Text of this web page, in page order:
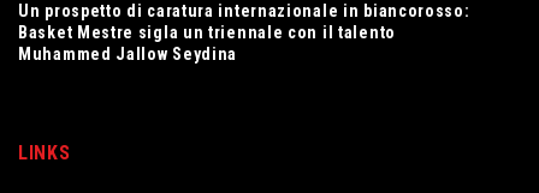
Un prospetto di caratura internazionale in biancorosso:
Basket Mestre sigla un triennale con il talento
Muhammed Jallow Seydina
LINKS